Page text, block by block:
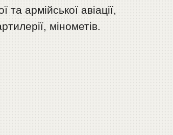
та армійської авіації,
мінометів.